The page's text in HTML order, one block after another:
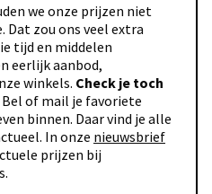
we onze prijzen niet
Dat zou ons veel extra
tijd en middelen
eerlijk aanbod,
winkels. Check je toch
Bel of mail je favoriete
binnen. Daar vind je alle
In onze nieuwsbrief
prijzen bij